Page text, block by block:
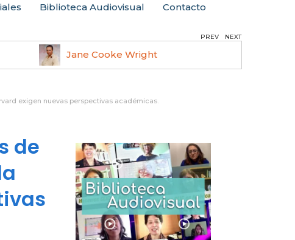
Biblioteca Audiovisual Contacto
Jane Cooke Wright
PREV NEXT
exigen nuevas perspectivas académicas.
de